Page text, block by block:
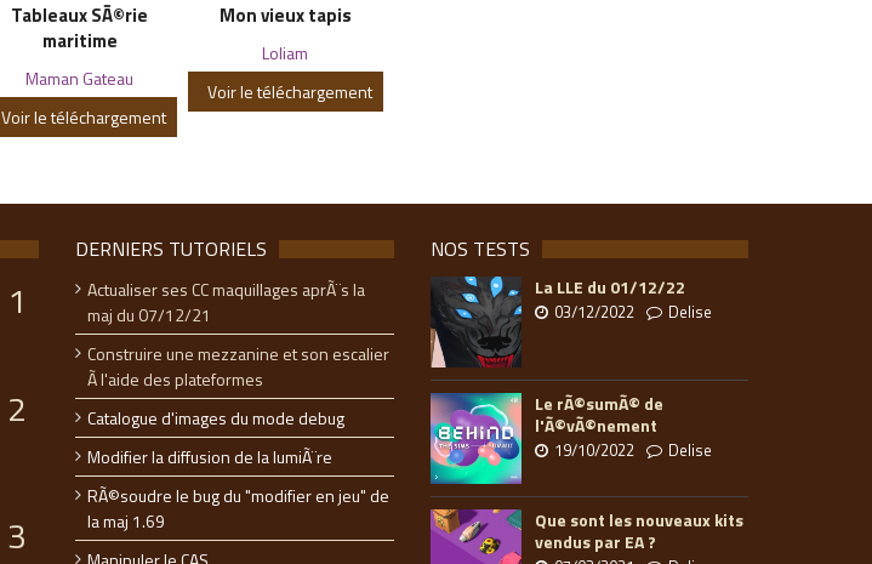
Tableaux SÃ©rie
maritime
Maman Gateau
Voir le téléchargement
Mon vieux tapis
Loliam
Voir le téléchargement
1
2
3
DERNIERS TUTORIELS
Actualiser ses CC maquillages aprÃ¨s la
maj du 07/12/21
Construire une mezzanine et son escalier
Ã l'aide des plateformes
Catalogue d'images du mode debug
Modifier la diffusion de la lumiÃ¨re
RÃ©soudre le bug du "modifier en jeu" de
la maj 1.69
NOS TESTS
La LLE du 01/12/22
03/12/2022 Delise
Le rÃ©sumÃ© de
l'Ã©vÃ©nement
19/10/2022 Delise
Que sont les nouveaux kits
vendus par EA ?